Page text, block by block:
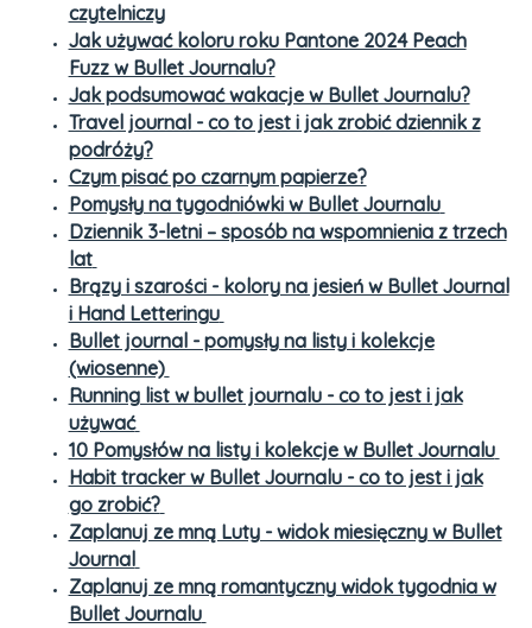
czytelniczy
Jak używać koloru roku Pantone 2024 Peach
Fuzz w Bullet Journalu?
Jak podsumować wakacje w Bullet Journalu?
Travel journal - co to jest i jak zrobić dziennik z
podróży?
Czym pisać po czarnym papierze?
Pomysły na tygodniówki w Bullet Journalu
Dziennik 3-letni – sposób na wspomnienia z trzech
lat
Brązy i szarości - kolory na jesień w Bullet Journal
i Hand Letteringu
Bullet journal - pomysły na listy i kolekcje
(wiosenne)
Running list w bullet journalu - co to jest i jak
używać
10 Pomysłów na listy i kolekcje w Bullet Journalu
Habit tracker w Bullet Journalu - co to jest i jak
go zrobić?
Zaplanuj ze mną Luty - widok miesięczny w Bullet
Journal
Zaplanuj ze mną romantyczny widok tygodnia w
Bullet Journalu